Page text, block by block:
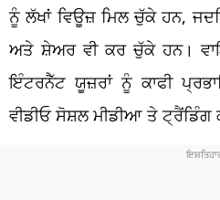
ਨੂੰ ਲੱਖਾਂ ਵਿਊਜ਼ ਮਿਲ ਚੁੱਕੇ ਹਨ,
ਅਤੇ ਸ਼ੇਅਰ ਵੀ ਕਰ ਚੁੱਕੇ ਹਨ।
ਇੰਟਰਨੈੱਟ ਯੂਜ਼ਰਾਂ ਨੂੰ ਕਾਫੀ
ਵੀਡੀਓ ਸੋਸ਼ਲ ਮੀਡੀਆ ਤੇ ਟ੍ਰੈਂਡਿੰਗ